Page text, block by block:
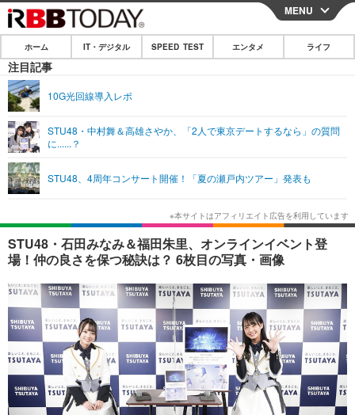
CLOSE
ホーム
IT・デジタル
ネタ
ショッピング その他
SPEED TEST
エンタメ
エンタメTOP 映画・ドラマ
韓国・芸能
音楽 スポーツ
ショッピング その他
ライフ
ライフTOP グルメ
ペット ショッピング
その他
リリース一覧
プッシュ通知の停止方法
MENU
ホーム IT・デジタル SPEED TEST エンタメ ライフ
注目記事
10G光回線導入レポ
STU48・中村舞＆高雄さやか、「2人で東京デートするなら」の質問
に......？
STU48、4周年コンサート開催！「夏の瀬戸内ツアー」発表も
STU48・石田みなみ＆福田朱里、オンラインイベント登
場！仲の良さを保つ秘訣は？ 6枚目の写真・画像